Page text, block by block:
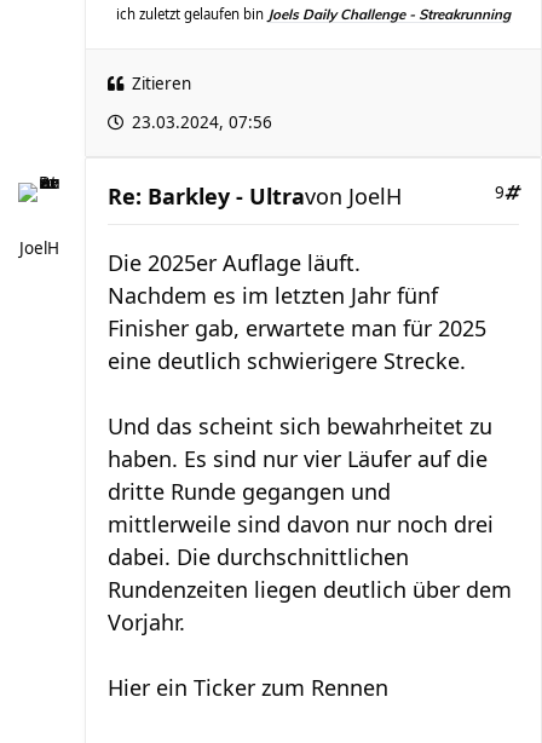
ich zuletzt gelaufen bin Joels Daily Challenge - Streakrunning
Zitieren
23.03.2024, 07:56
JoelH
Re: Barkley - Ultra 9
von JoelH
Die 2025er Auflage läuft.
Nachdem es im letzten Jahr fünf
Finisher gab, erwartete man für 2025
eine deutlich schwierigere Strecke.
Und das scheint sich bewahrheitet zu
haben. Es sind nur vier Läufer auf die
dritte Runde gegangen und
mittlerweile sind davon nur noch drei
dabei. Die durchschnittlichen
Rundenzeiten liegen deutlich über dem
Vorjahr.
Hier ein Ticker zum Rennen